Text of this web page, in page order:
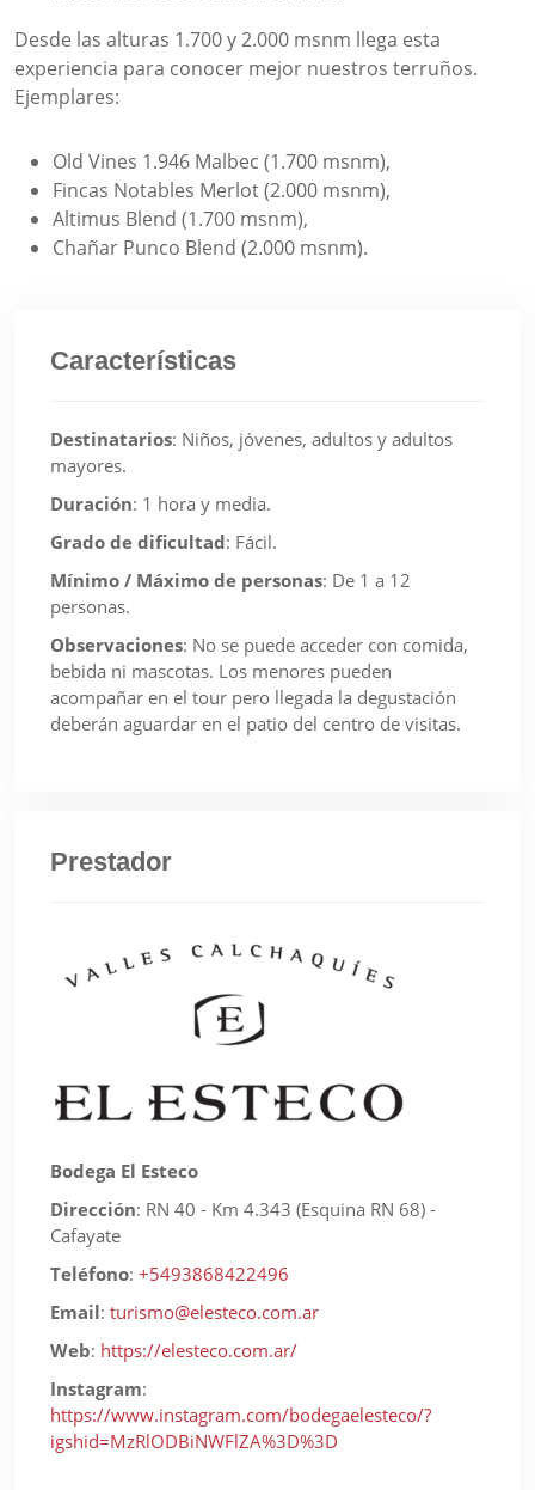
Desde las alturas 1.700 y 2.000 msnm llega esta
experiencia para conocer mejor nuestros terruños.
Ejemplares:
Old Vines 1.946 Malbec (1.700 msnm),
Fincas Notables Merlot (2.000 msnm),
Altimus Blend (1.700 msnm),
Chañar Punco Blend (2.000 msnm).
Características
Destinatarios: Niños, jóvenes, adultos y adultos
mayores.
Duración: 1 hora y media.
Grado de dificultad: Fácil.
Mínimo / Máximo de personas: De 1 a 12
personas.
Observaciones: No se puede acceder con comida,
bebida ni mascotas. Los menores pueden
acompañar en el tour pero llegada la degustación
deberán aguardar en el patio del centro de visitas.
Prestador
Bodega El Esteco
Dirección: RN 40 - Km 4.343 (Esquina RN 68) -
Cafayate
Teléfono: +5493868422496
Email: turismo@elesteco.com.ar
Web: https://elesteco.com.ar/
Instagram:
https://www.instagram.com/bodegaelesteco/?
igshid=MzRlODBiNWFlZA%3D%3D